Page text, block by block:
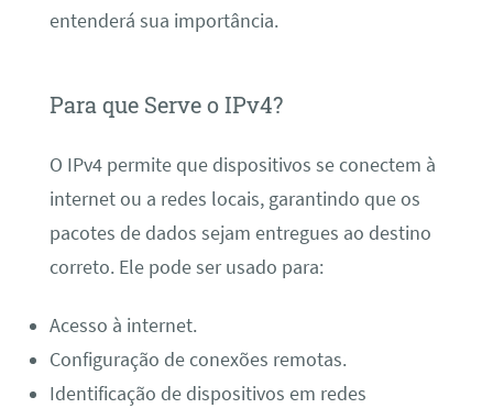
entenderá sua importância.
Para que Serve o IPv4?
O IPv4 permite que dispositivos se conectem à
internet ou a redes locais, garantindo que os
pacotes de dados sejam entregues ao destino
correto. Ele pode ser usado para:
Acesso à internet.
Configuração de conexões remotas.
Identificação de dispositivos em redes